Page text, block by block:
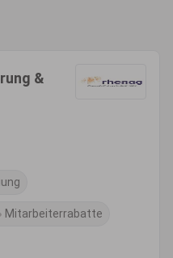
&
Mitarbeiterrabatte